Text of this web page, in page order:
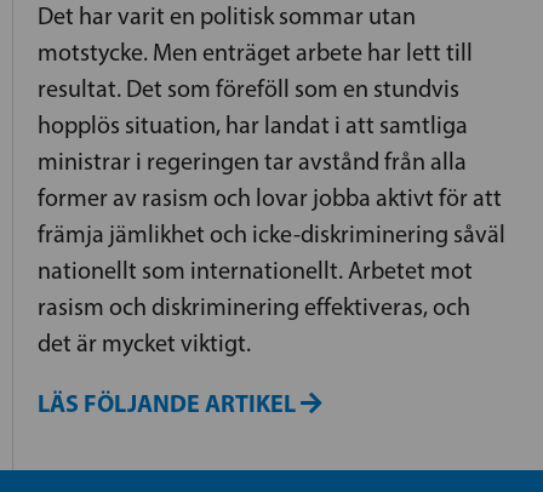
Det har varit en politisk sommar utan
motstycke. Men enträget arbete har lett till
resultat. Det som föreföll som en stundvis
hopplös situation, har landat i att samtliga
ministrar i regeringen tar avstånd från alla
former av rasism och lovar jobba aktivt för att
främja jämlikhet och icke-diskriminering såväl
nationellt som internationellt. Arbetet mot
rasism och diskriminering effektiveras, och
det är mycket viktigt.
LÄS FÖLJANDE ARTIKEL